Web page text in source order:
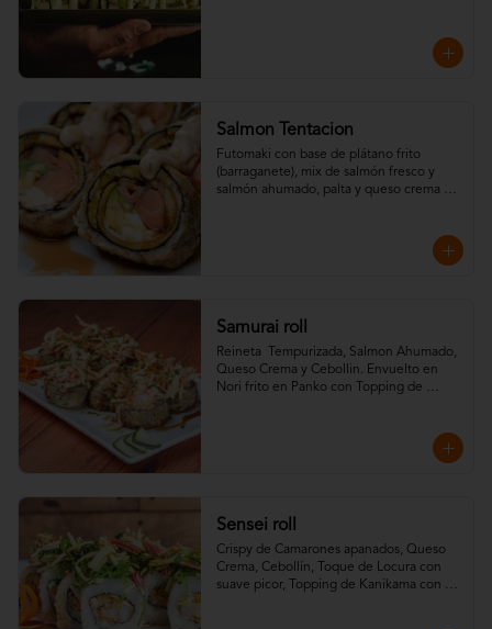
Salmon Tentacion
Futomaki con base de plátano frito
(barraganete), mix de salmón fresco y
salmón ahumado, palta y queso crema
Samurai roll
Reineta  Tempurizada, Salmon Ahumado,
Queso Crema y Cebollin. Envuelto en
Nori frito en Panko con Topping de
Sensei roll
Crispy de Camarones apanados, Queso
Crema, Cebollín, Toque de Locura con
suave picor, Topping de Kanikama con